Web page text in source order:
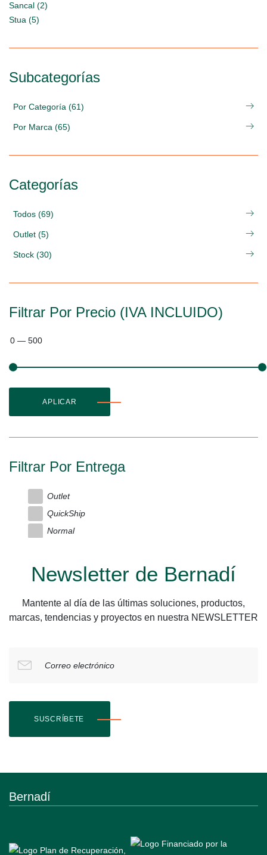
Sancal (2)
Stua (5)
Subcategorías
Por Categoría (61)
Por Marca (65)
Categorías
Todos (69)
Outlet (5)
Stock (30)
Filtrar Por Precio (IVA INCLUIDO)
0 — 500
APLICAR
Filtrar Por Entrega
Outlet
QuickShip
Normal
Newsletter de Bernadí
Mantente al día de las últimas soluciones, productos,
marcas, tendencias y proyectos en nuestra NEWSLETTER
Correo electrónico
SUSCRÍBETE
Bernadí